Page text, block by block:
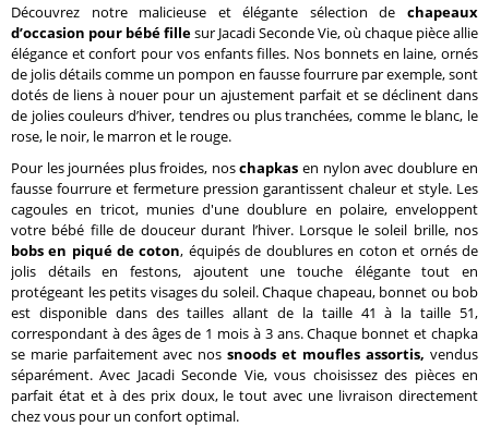
Découvrez notre malicieuse et élégante sélection de chapeaux
d’occasion pour bébé fillesur Jacadi Seconde Vie, où chaque pièce allie
élégance et confort pour vos enfants filles. Nos bonnets en laine, ornés
de jolis détails comme un pompon en fausse fourrure par exemple, sont
dotés de liens à nouer pour un ajustement parfait et se déclinent dans
de jolies couleurs d’hiver, tendres ou plus tranchées, comme le blanc, le
rose, le noir, le marron et le rouge.
Pour les journées plus froides, noschapkas en nylon avec doublure en
fausse fourrure et fermeture pression garantissent chaleur et style. Les
cagoules en tricot, munies d'une doublure en polaire, enveloppent
votre bébé fille de douceur durant l’hiver. Lorsque le soleil brille, nos
bobs en piqué de coton, équipés de doublures en coton et ornés de
jolis détails en festons, ajoutent une touche élégante tout en
protégeant les petits visages du soleil. Chaque chapeau, bonnet ou bob
est disponible dans des tailles allant de la taille 41 à la taille 51,
correspondant à des âges de 1 mois à 3 ans. Chaque bonnet et chapka
se marie parfaitement avec nos snoods et moufles assortis, vendus
séparément. Avec Jacadi Seconde Vie, vous choisissez des pièces en
parfait état et à des prix doux, le tout avec une livraison directement
chez vous pour un confort optimal.